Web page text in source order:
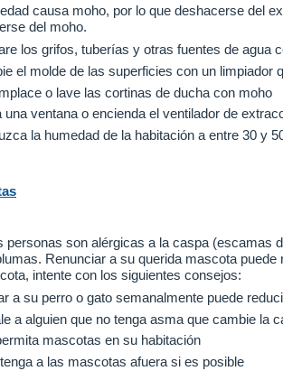
causa moho, por lo que deshacerse del
del moho.
los grifos, tuberías y otras fuentes de agua
el molde de las superficies con un limpiador
o lave las cortinas de ducha con moho
una ventana o encienda el ventilador de
la humedad de la habitación a entre 30 y
personas son alérgicas a la caspa (escamas
Renunciar a su querida mascota
intente con los siguientes consejos:
a su perro o gato semanalmente puede
a alguien que no tenga asma que cambie la
mascotas en su habitación
a las mascotas afuera si es posible